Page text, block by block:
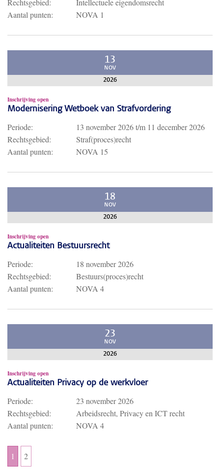
Rechtsgebied:
Intellectuele eigendomsrecht
Aantal punten:
NOVA 1
13
NOV
2026
Inschrijving open
Modernisering Wetboek van Strafvordering
Periode: 13 november 2026t/m 11 december 2026
Rechtsgebied:
Straf(proces)recht
Aantal punten:
NOVA 15
18
NOV
2026
Inschrijving open
Actualiteiten Bestuursrecht
Periode:
18 november 2026
Rechtsgebied:
Bestuurs(proces)recht
Aantal punten:
NOVA 4
23
NOV
2026
Inschrijving open
Actualiteiten Privacy op de werkvloer
Periode:
23 november 2026
Rechtsgebied:
Arbeidsrecht, Privacy en ICT recht
Aantal punten:
NOVA 4
1 2